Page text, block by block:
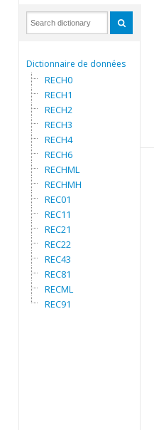
Dictionnaire de données
RECH0
RECH1
RECH2
RECH3
RECH4
RECH6
RECHML
RECHMH
REC01
REC11
REC21
REC22
REC43
REC81
RECML
REC91